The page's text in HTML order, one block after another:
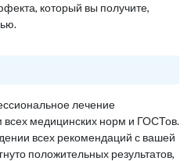
который вы получите,
лечение
медицинских норм и ГОСТов.
всех рекомендаций с вашей
положительных результатов,